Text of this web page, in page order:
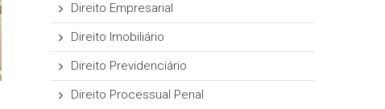
Direito Empresarial
Direito Imobiliário
Direito Previdenciário
Direito Processual Penal